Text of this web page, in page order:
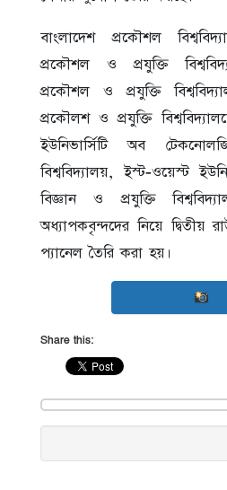
বাংলাদেশ প্রকৌশল
প্রকৌশল ও প্রযুক্তি
প্রকৌশল ও প্রযুক্তি
প্রকৌলশ ও প্রযুক্তি
ইউনিভার্সিটি অব
বিশ্ববিদ্যালয়, ইস্ট-ওয়েস্ট
বিজ্ঞান ও প্রযুক্তি
অধ্যাপকবৃন্দদের নিয়ে দ্বিতীয়
প্যানেল তৈরি করা হয়।
Share this: